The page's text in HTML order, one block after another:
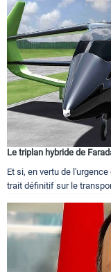
Le triplan hybride de
Et si, en vertu de
trait définitif sur le